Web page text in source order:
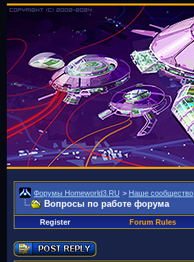
Форумы Homeworld3.RU > Наше сообщество
Вопросы по работе форума
Register Forum Rules